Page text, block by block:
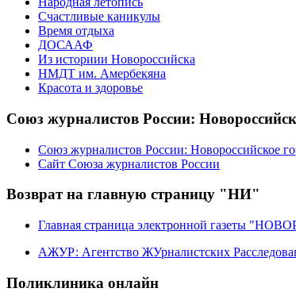
Счастливые каникулы
Время отдыха
ДОСААФ
Из историии Новороссийска
НМДТ им. Амербекяна
Красота и здоровье
Союз журналистов России:
Союз журналистов России: Новороссийское
Сайт Союза журналистов России
Возврат на главную страницу "НИ"
Главная страница электронной газеты
АЖУР: Агентство ЖУрналистских
Поликлиника онлайн